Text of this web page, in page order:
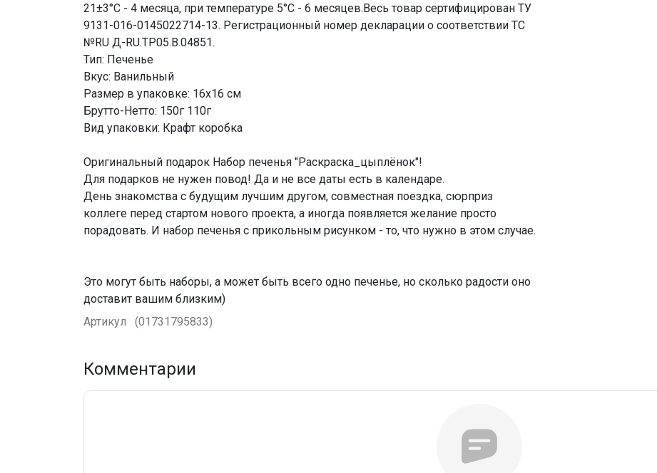
21±3°С - 4 месяца, при температуре 5°С - 6 месяцев.Весь товар сертифицирован ТУ
9131-016-0145022714-13. Регистрационный номер декларации о соответствии ТС
№RU Д-RU.TP05.B.04851.
Тип: Печенье
Вкус: Ванильный
Размер в упаковке: 16х16 см
Брутто-Нетто: 150г 110г
Вид упаковки: Крафт коробка
Оригинальный подарок Набор печенья "Раскраска_цыплёнок"!
Для подарков не нужен повод! Да и не все даты есть в календаре.
День знакомства с будущим лучшим другом, совместная поездка, сюрприз
коллеге перед стартом нового проекта, а иногда появляется желание просто
порадовать. И набор печенья с прикольным рисунком - то, что нужно в этом случае.
Это могут быть наборы, а может быть всего одно печенье, но сколько радости оно
доставит вашим близким)
Артикул
(01731795833)
Комментарии